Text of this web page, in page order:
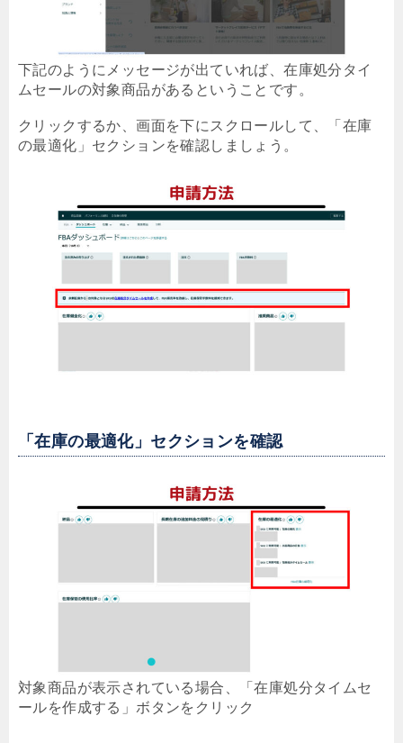
下記のようにメッセージが出ていれば、在庫処分タイ
ムセールの対象商品があるということです。
クリックするか、画面を下にスクロールして、「在庫
の最適化」セクションを確認しましょう。
「在庫の最適化」セクションを確認
対象商品が表示されている場合、「在庫処分タイムセ
ールを作成する」ボタンをクリック